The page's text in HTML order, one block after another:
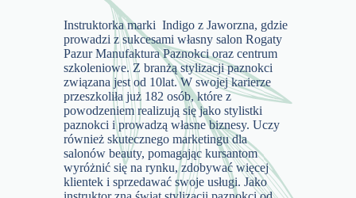
Instruktorka marki Indigo z Jaworzna, gdzie
prowadzi z sukcesami własny salon Rogaty
Pazur Manufaktura Paznokci oraz centrum
szkoleniowe. Z branżą stylizacji paznokci
związana jest od 10lat. W swojej karierze
przeszkoliła już 182 osób, które z
powodzeniem realizują się jako stylistki
paznokci i prowadzą własne biznesy. Uczy
również skutecznego marketingu dla
salonów beauty, pomagając kursantom
wyróżnić się na rynku, zdobywać więcej
klientek i sprzedawać swoje usługi. Jako